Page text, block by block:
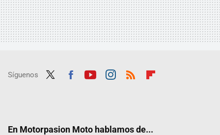
Síguenos
En Motorpasion Moto hablamos de...